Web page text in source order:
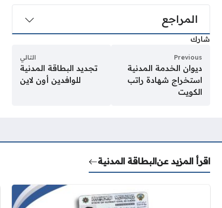
المراجع
شارك
Previous
ديوان الخدمة المدنية
استخراج شهادة راتب
الكويت
التالي
تجديد البطاقة المدنية
للوافدين أون لاين
اقرأ المزيد عنالبطاقة المدنية